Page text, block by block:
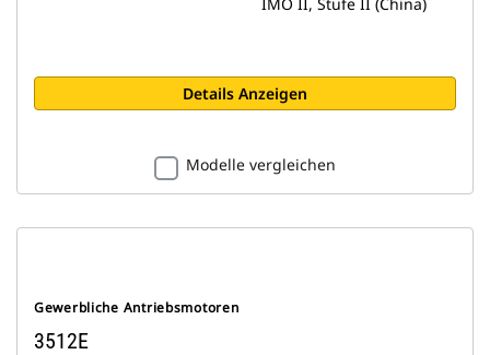
Details Anzeigen
Modelle vergleichen
Gewerbliche Antriebsmotoren
3512E